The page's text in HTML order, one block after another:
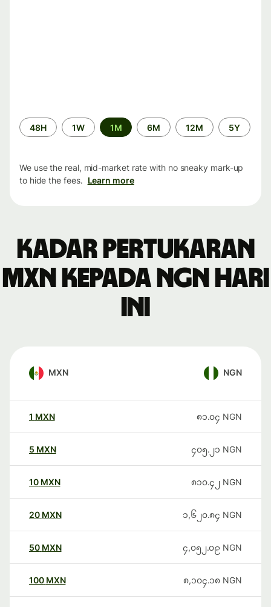
Time
period
48H 1W 1M 6M 12M 5Y
We use the real, mid-market rate with no sneaky mark-up
to hide the fees. Learn more
Kadar pertukaran
MXN kepada NGN hari
ini
MXN NGN
1 MXN ၈၁.၀၄ NGN
5 MXN ၄၀၅.၂၁ NGN
10 MXN ၈၁၀.၄၂ NGN
20 MXN ၁,၆၂၀.၈၄ NGN
50 MXN ၄,၀၅၂.၀၉ NGN
100 MXN ၈,၁၀၄.၁၈ NGN